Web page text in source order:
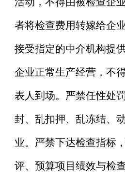
者将检查费用转嫁给企
接受指定的中介机构提
企业正常生产经营，不
表人到场。严禁任性处
封、乱扣押、乱冻结、
业。严禁下达检查指标
评、预算项目绩效与检